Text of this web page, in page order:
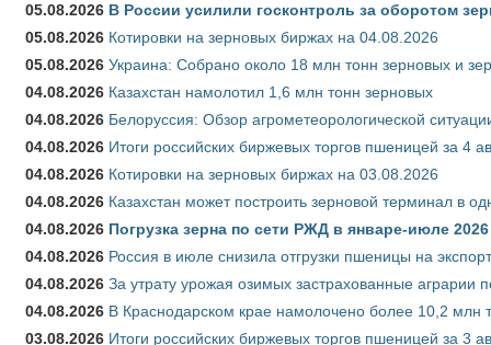
05.08.2026 В России усилили госконтроль за оборотом
05.08.2026 Котировки на зерновых биржах на 04.08.2026
05.08.2026 Украина: Собрано около 18 млн тонн зерновых и
04.08.2026 Казахстан намолотил 1,6 млн тонн зерновых
04.08.2026 Белоруссия: Обзор агрометеорологической
04.08.2026 Итоги российских биржевых торгов пшеницей за 4
04.08.2026 Котировки на зерновых биржах на 03.08.2026
04.08.2026 Казахстан может построить зерновой терминал в
04.08.2026 Погрузка зерна по сети РЖД в январе-июле
04.08.2026 Россия в июле снизила отгрузки пшеницы на
04.08.2026 За утрату урожая озимых застрахованные аграрии
04.08.2026 В Краснодарском крае намолочено более 10,2 млн
03.08.2026 Итоги российских биржевых торгов пшеницей за 3